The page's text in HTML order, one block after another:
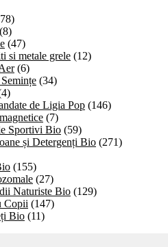
(8)
(47)
si metale grele (12)
(6)
(34)
de Ligia Pop (146)
(7)
Sportivi Bio (59)
și Detergenți Bio (271)
(155)
(27)
Naturiste Bio (129)
Copii (147)
Bio (11)